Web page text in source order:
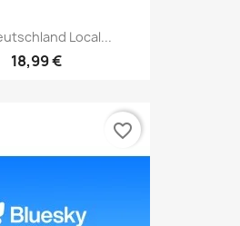
Local...
18,99 €
favorite_border